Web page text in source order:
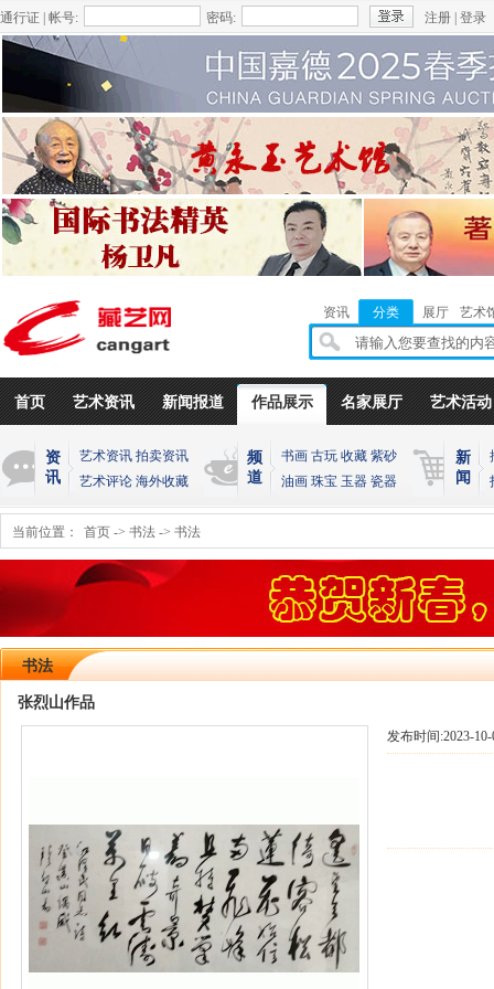
通行证 | 帐号: 密码: 注册 登录
资讯 分类 展厅 艺术
首页 艺术资讯 新闻报道 作品展示 名家展厅 艺术活动
资
讯
艺术资讯 拍卖资讯
艺术评论 海外收藏
频
道
书画 古玩 收藏 紫砂
油画 珠宝 玉器 瓷器
新
闻
当前位置： 首页 -> 书法 -> 书法
书法
张烈山作品
发布时间:2023-